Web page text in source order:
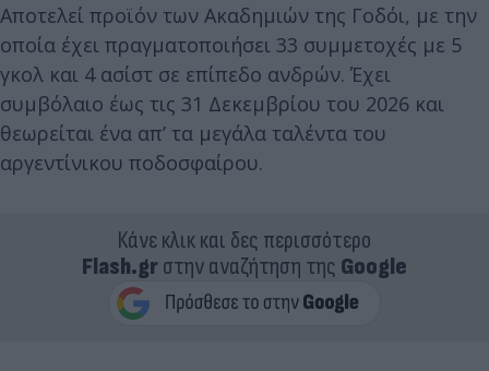
Αποτελεί προϊόν των Ακαδημιών της Γοδόι, με την
οποία έχει πραγματοποιήσει 33 συμμετοχές με 5
γκολ και 4 ασίστ σε επίπεδο ανδρών. Έχει
συμβόλαιο έως τις 31 Δεκεμβρίου του 2026 και
θεωρείται ένα απ’ τα μεγάλα ταλέντα του
αργεντίνικου ποδοσφαίρου.
Κάνε κλικ και δες περισσότερο
Flash.grστην αναζήτηση της Google